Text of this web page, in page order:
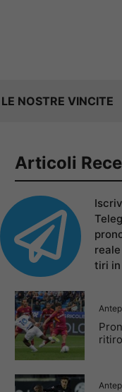
LE NOSTRE VINCITE
Articoli
tiri